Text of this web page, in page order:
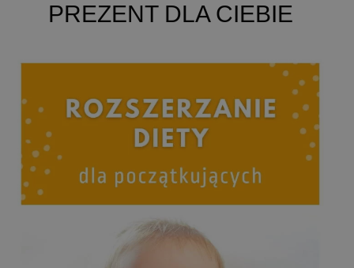
PREZENT DLA CIEBIE